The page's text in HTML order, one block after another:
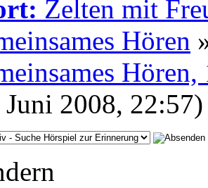
Zelten mit
Hören
2008, 22:57)